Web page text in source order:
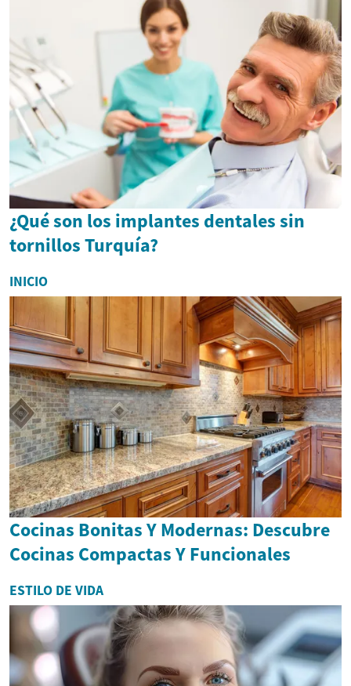
¿Qué son los implantes dentales sin
tornillos Turquía?
INICIO
Cocinas Bonitas Y Modernas: Descubre
Cocinas Compactas Y Funcionales
ESTILO DE VIDA